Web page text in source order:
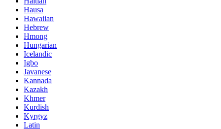
Hausa
Hawaiian
Hebrew
Hmong
Hungarian
Icelandic
Igbo
Javanese
Kannada
Kazakh
Khmer
Kurdish
Kyrgyz
Latin